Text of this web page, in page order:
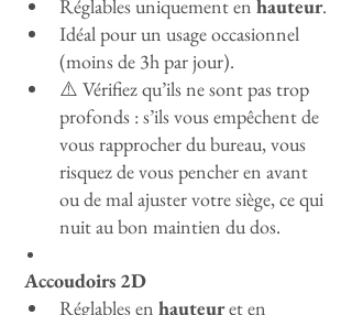
Réglables uniquement en hauteur.
Idéal pour un usage occasionnel
(moins de 3h par jour).
⚠️ Vérifiez qu’ils ne sont pas trop
profonds : s’ils vous empêchent de
vous rapprocher du bureau, vous
risquez de vous pencher en avant
ou de mal ajuster votre siège, ce qui
nuit au bon maintien du dos.
Accoudoirs 2D
Réglables en hauteur et en